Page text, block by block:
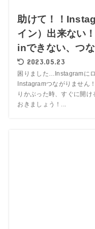
助けて！！
イン）出来ない
inできない、つ
2023.05.23
困りました…Instagramに
Instagramつながりません
りかぶった時、すぐに開
おきましょう！...